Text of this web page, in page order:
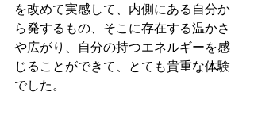
を改めて実感して、内側にある自分か
ら発するもの、そこに存在する温かさ
や広がり、自分の持つエネルギーを感
じることができて、とても貴重な体験
でした。